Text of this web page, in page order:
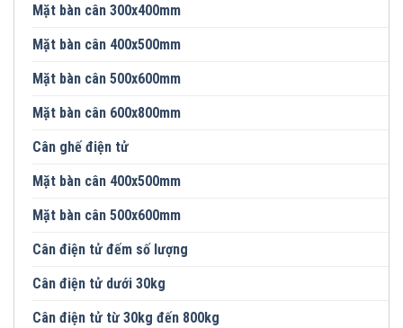
Mặt bàn cân 300x400mm
Mặt bàn cân 400x500mm
Mặt bàn cân 500x600mm
Mặt bàn cân 600x800mm
Cân ghế điện tử
Mặt bàn cân 400x500mm
Mặt bàn cân 500x600mm
Cân điện tử đếm số lượng
Cân điện tử dưới 30kg
Cân điện tử từ 30kg đến 800kg